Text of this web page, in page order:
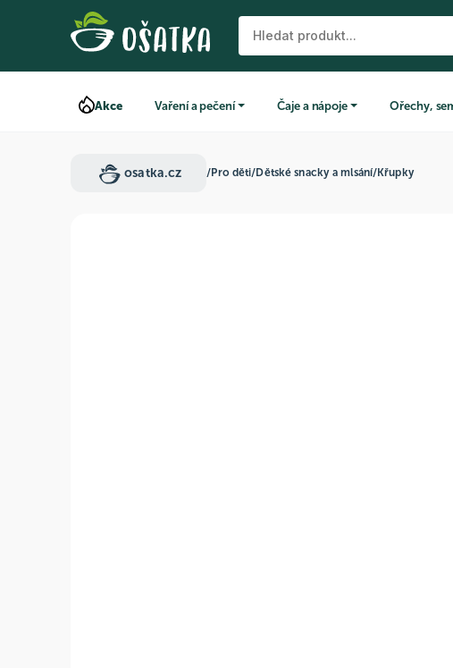
Akce Vaření a pečení Čaje a nápoje Ořechy,
osatka.cz /Pro děti/Dětské snacky a mlsání/Křupky